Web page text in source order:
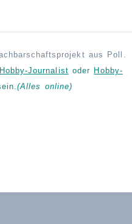
aus Poll.
Hobby-Journalist oder Hobby-
(Alles online)